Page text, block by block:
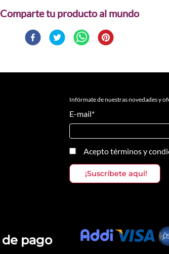
Comparte
Infórmate de nuestras novedades y
E-mail*
Aceptotérminos y
pago